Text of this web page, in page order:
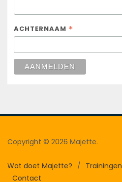
ACHTERNAAM *
Copyright © 2026 Majette.
Wat doet Majette? / Trainingen
Contact